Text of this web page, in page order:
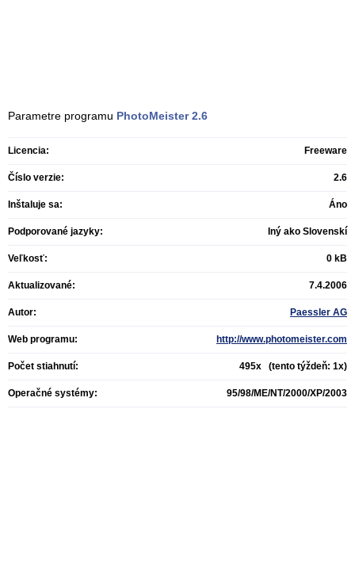
Parametre programu PhotoMeister 2.6
Licencia: Freeware
Číslo verzie: 2.6
Inštaluje sa: Áno
Podporované jazyky: Iný ako Slovenskí
Veľkosť: 0 kB
Aktualizované: 7.4.2006
Autor: Paessler AG
Web programu: http://www.photomeister.com
Počet stiahnutí: 495x (tento týždeň: 1x)
Operačné systémy: 95/98/ME/NT/2000/XP/2003